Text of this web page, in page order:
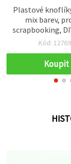
Plastové
mix barev,
scrapbooking,
a domácí
Kód:
Koupit